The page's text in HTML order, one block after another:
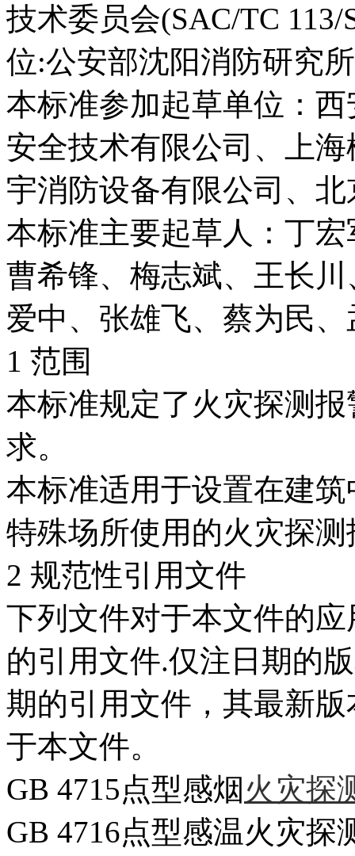
技术委员会(SAC/TC
位:公安部沈阳消防研究
本标准参加起草单位：
安全技术有限公司、上
宇消防设备有限公司、
本标准主要起草人：丁
曹希锋、梅志斌、王长
爱中、张雄飞、蔡为民
1 范围
本标准规定了火灾探测
求。
本标准适用于设置在建
特殊场所使用的火灾探
2 规范性引用文件
下列文件对于本文件的
的引用文件.仅注日期的
期的引用文件，其最新
于本文件。
GB 4715点型感烟火灾探
GB 4716点型感温火灾探